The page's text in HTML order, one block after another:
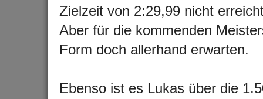
Zielzeit von 2:29,99 nicht
Aber für die kommenden
Form doch allerhand erwarten.
Ebenso ist es Lukas über die